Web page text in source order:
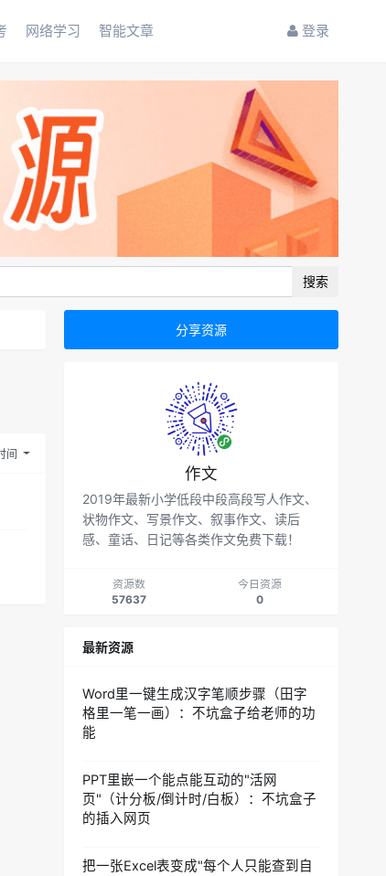
网络学习 智能文章 登录
搜索
间
分享资源
作文
2019年最新小学低段中段高段写人作文、
状物作文、写景作文、叙事作文、读后
感、童话、日记等各类作文免费下载！
资源数
57637
今日资源
0
最新资源
Word里一键生成汉字笔顺步骤（田字
格里一笔一画）：不坑盒子给老师的功
能
PPT里嵌一个能点能互动的"活网
页"（计分板/倒计时/白板）：不坑盒子
的插入网页
把一张Excel表变成"每个人只能查到自